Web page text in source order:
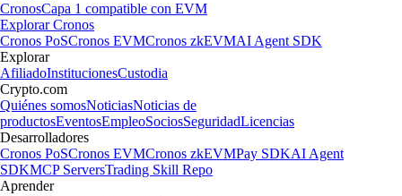
CronosCapa 1 compatible con EVM
Explorar Cronos
Cronos PoSCronos EVMCronos zkEVMAI Agent SDK
Explorar
AfiliadoInstitucionesCustodia
Crypto.com
Quiénes somosNoticiasNoticias de
productosEventosEmpleoSociosSeguridadLicencias
Desarrolladores
Cronos PoSCronos EVMCronos zkEVMPay SDKAI Agent
SDKMCP ServersTrading Skill Repo
Aprender